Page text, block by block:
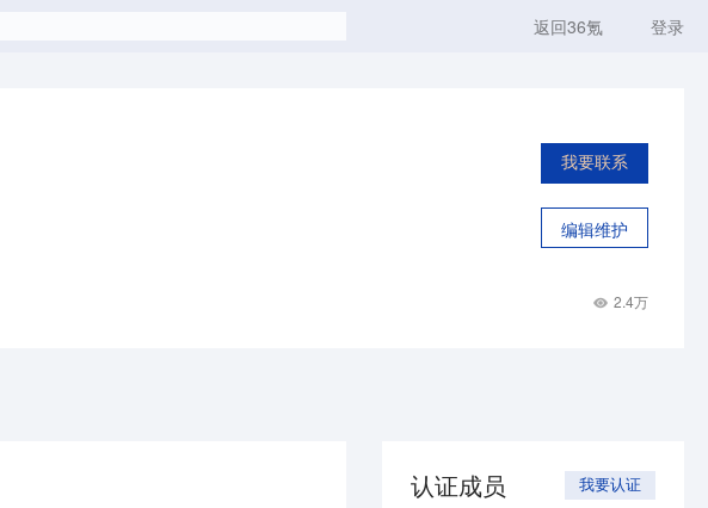
返回36氪 登录
我要联系
编辑维护
2.4万
认证成员 我要认证